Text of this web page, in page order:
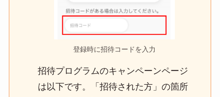
登録時に招待コードを入力
招待プログラムのキャンペーンページ
は以下です。「招待された方」の箇所